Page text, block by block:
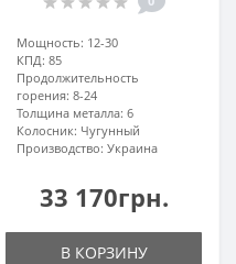
Мощность: 12-30
КПД: 85
Продолжительность
горения: 8-24
Толщина металла: 6
Колосник: Чугунный
Производство: Украина
33 170грн.
В КОРЗИНУ